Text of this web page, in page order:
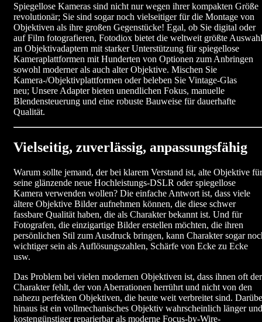
Spiegellose Kameras sind nicht nur wegen ihrer kompakten Größe
revolutionär; Sie sind sogar noch vielseitiger für die Montage von
Objektiven als ihre großen Gegenstücke! Egal, ob Sie digital oder
auf Film fotografieren, Fotodiox bietet die weltweit größte Auswahl
an Objektivadaptern mit starker Unterstützung für spiegellose
Kameraplattformen mit Hunderten von Optionen zum Anbringen
sowohl moderner als auch alter Objektive. Mischen Sie
Kamera-/Objektivplattformen oder beleben Sie Vintage-Glas
neu; Unsere Adapter bieten unendlichen Fokus, manuelle
Blendensteuerung und eine robuste Bauweise für dauerhafte
Qualität.
Vielseitig, zuverlässig, anpassungsfähig
Warum sollte jemand, der bei klarem Verstand ist, alte Objektive für
seine glänzende neue Hochleistungs-DSLR oder spiegellose
Kamera verwenden wollen? Die einfache Antwort ist, dass viele
ältere Objektive Bilder aufnehmen können, die diese schwer
fassbare Qualität haben, die als Charakter bekannt ist. Und für
Fotografen, die einzigartige Bilder erstellen möchten, die ihren
persönlichen Stil zum Ausdruck bringen, kann Charakter sogar
wichtiger sein als Auflösungszahlen, Schärfe von Ecke zu Ecke
usw.
Das Problem bei vielen modernen Objektiven ist, dass ihnen oft der
Charakter fehlt, der von Aberrationen herrührt und nicht von den
nahezu perfekten Objektiven, die heute weit verbreitet sind.
hinaus ist ein vollmechanisches Objektiv wahrscheinlich länger und
kostengünstiger reparierbar als moderne Focus-by-Wire-